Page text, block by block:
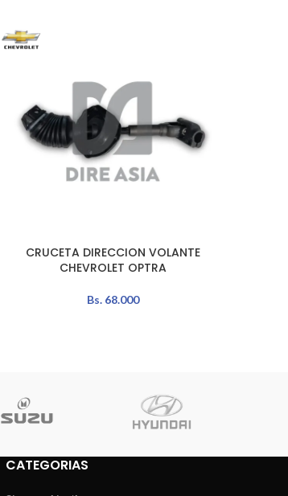
AÑADIR AL CARRITO
CRUCETA DIRECCION VOLANTE
CHEVROLET OPTRA
Bs. 68.000
CATEGORIAS